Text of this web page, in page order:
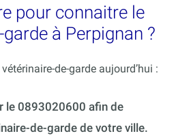
pour connaitre le
à Perpignan ?
de-garde aujourd’hui :
le 0893020600 afin de
de-garde de votre ville.